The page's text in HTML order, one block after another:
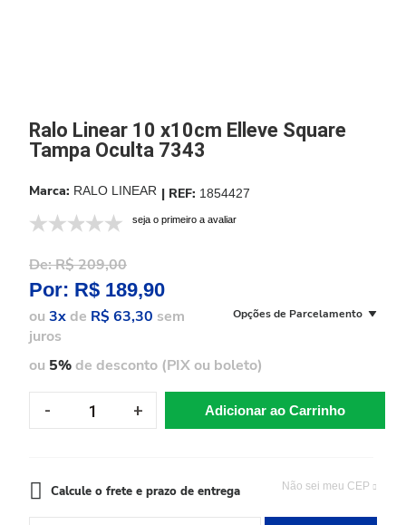
Ralo Linear 10 x10cm Elleve Square
Tampa Oculta 7343
RALO LINEAR 1854427
seja o primeiro a avaliar
De:R$ 209,00
Por: R$ 189,90
ou 3xde R$ 63,30 sem
juros
Opções de Parcelamento
ou 5%de desconto (PIX ou boleto)
Adicionar ao Carrinho
Calcule o frete e prazo de entrega Não sei meu CEP